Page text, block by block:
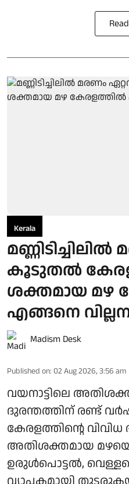
Kerala
കൂടുതൽ
ശക്തമായ മഴ
എങ്ങനെ
Madism Desk
Published on: 02 Aug 2026, 3:56 am
വയനാട്ടിലെ
ദുരന്തത്തിന് രണ്ട്
കേരളത്തിന്റെ
അതിശക്തമായ മഴയെ
ഉരുൾപൊട്ടൽ,